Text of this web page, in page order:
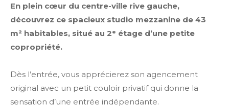
En plein cœur du centre-ville rive gauche,
découvrez ce spacieux studio mezzanine de 43
m² habitables, situé au 2ᵉ étage d’une petite
copropriété.
Dès l’entrée, vous apprécierez son agencement
original avec un petit couloir privatif qui donne la
sensation d’une entrée indépendante.